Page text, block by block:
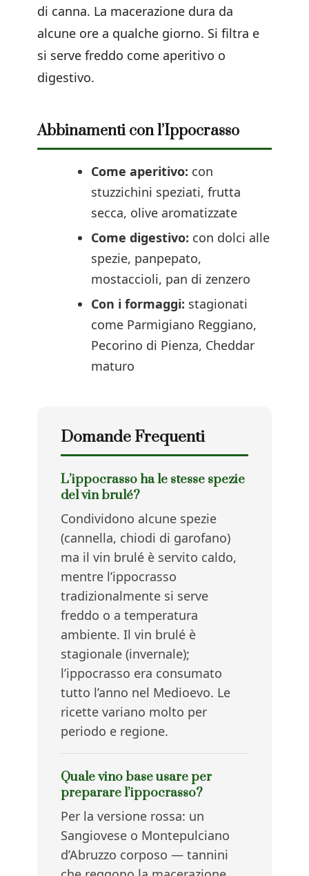
di canna. La macerazione dura da
alcune ore a qualche giorno. Si filtra e
si serve freddo come aperitivo o
digestivo.
Abbinamenti con l’Ippocrasso
Come aperitivo: con
stuzzichini speziati, frutta
secca, olive aromatizzate
Come digestivo: con dolci alle
spezie, panpepato,
mostaccioli, pan di zenzero
Con i formaggi: stagionati
come Parmigiano Reggiano,
Pecorino di Pienza, Cheddar
maturo
Domande Frequenti
L’ippocrasso ha le stesse spezie
del vin brulé?
Condividono alcune spezie
(cannella, chiodi di garofano)
ma il vin brulé è servito caldo,
mentre l’ippocrasso
tradizionalmente si serve
freddo o a temperatura
ambiente. Il vin brulé è
stagionale (invernale);
l’ippocrasso era consumato
tutto l’anno nel Medioevo. Le
ricette variano molto per
periodo e regione.
Quale vino base usare per
preparare l’ippocrasso?
Per la versione rossa: un
Sangiovese o Montepulciano
d’Abruzzo corposo — tannini